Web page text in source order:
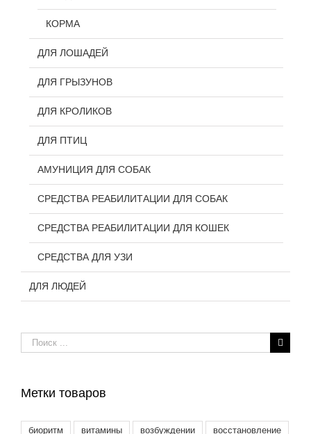
КОРМА
ДЛЯ ЛОШАДЕЙ
ДЛЯ ГРЫЗУНОВ
ДЛЯ КРОЛИКОВ
ДЛЯ ПТИЦ
АМУНИЦИЯ ДЛЯ СОБАК
СРЕДСТВА РЕАБИЛИТАЦИИ ДЛЯ СОБАК
СРЕДСТВА РЕАБИЛИТАЦИИ ДЛЯ КОШЕК
СРЕДСТВА ДЛЯ УЗИ
ДЛЯ ЛЮДЕЙ
Результат
поиска:
Метки товаров
биоритм витамины возбуждении восстановление